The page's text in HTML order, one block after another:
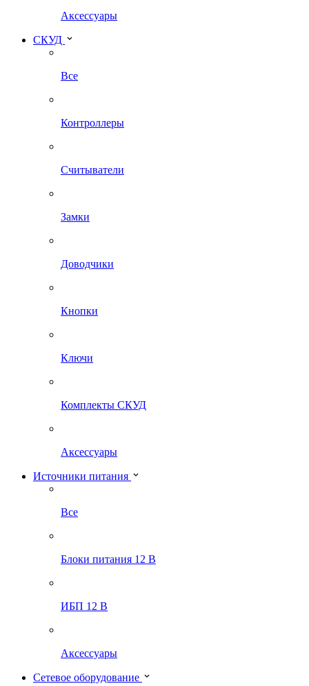
Аксессуары
СКУД
Все
Контроллеры
Считыватели
Замки
Доводчики
Кнопки
Ключи
Комплекты СКУД
Аксессуары
Источники питания
Все
Блоки питания 12 В
ИБП 12 В
Аксессуары
Сетевое оборудование